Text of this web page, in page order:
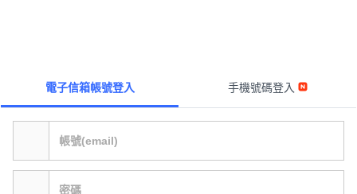
電子信箱帳號登入 手機號碼登入